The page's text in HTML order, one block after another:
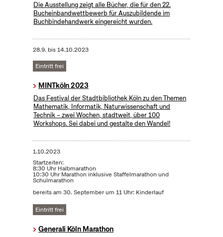
Die Ausstellung zeigt alle Bücher, die für den 22.
Bucheinbandwettbewerb für Auszubildende im
Buchbindehandwerk eingereicht wurden.
28.9. bis14.10.2023
Eintritt frei
MINTköln 2023
Das Festival der Stadtbibliothek Köln zu den Themen
Mathematik, Informatik, Naturwissenschaft und
Technik – zwei Wochen, stadtweit, über 100
Workshops. Sei dabei und gestalte den Wandel!
1.10.2023
Startzeiten:
8:30 Uhr Halbmarathon
10:30 Uhr Marathon inklusive Staffelmarathon und
Schulmarathon
bereits am 30. September um 11 Uhr: Kinderlauf
Eintritt frei
Generali Köln Marathon